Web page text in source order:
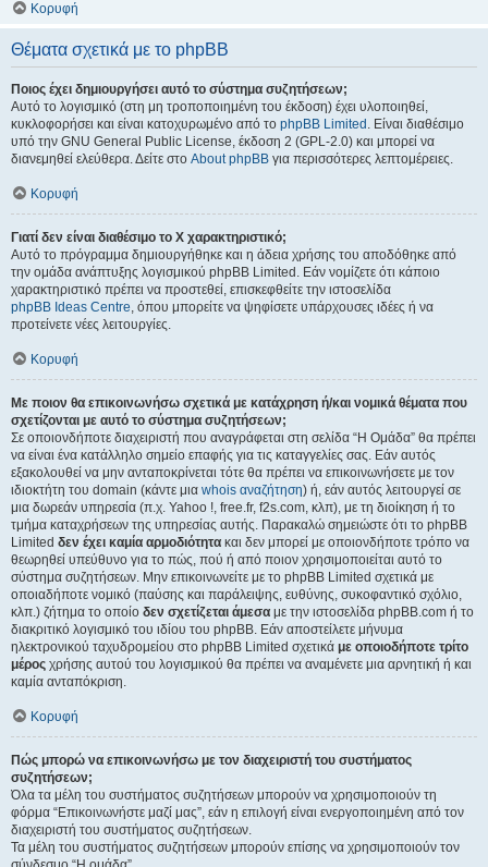
Κορυφή
Θέματα σχετικά με το phpBB
Ποιος έχει δημιουργήσει αυτό το σύστημα συζητήσεων;
Αυτό το λογισμικό (στη μη τροποποιημένη του έκδοση) έχει υλοποιηθεί,
κυκλοφορήσει και είναι κατοχυρωμένο από το phpBB Limited . Είναι διαθέσιμο
υπό την GNU General Public License, έκδοση 2 (GPL-2.0) και μπορεί να
διανεμηθεί ελεύθερα. Δείτε στο About phpBB για περισσότερες λεπτομέρειες.
Κορυφή
Γιατί δεν είναι διαθέσιμο το Χ χαρακτηριστικό;
Αυτό το πρόγραμμα δημιουργήθηκε και η άδεια χρήσης του αποδόθηκε από
την ομάδα ανάπτυξης λογισμικού phpBB Limited. Εάν νομίζετε ότι κάποιο
χαρακτηριστικό πρέπει να προστεθεί, επισκεφθείτε την ιστοσελίδα
phpBB Ideas Centre, όπου μπορείτε να ψηφίσετε υπάρχουσες ιδέες ή να
προτείνετε νέες λειτουργίες.
Κορυφή
Με ποιον θα επικοινωνήσω σχετικά με κατάχρηση ή/και νομικά θέματα που
σχετίζονται με αυτό το σύστημα συζητήσεων;
Σε οποιονδήποτε διαχειριστή που αναγράφεται στη σελίδα “Η Ομάδα” θα πρέπει
να είναι ένα κατάλληλο σημείο επαφής για τις καταγγελίες σας. Εάν αυτός
εξακολουθεί να μην ανταποκρίνεται τότε θα πρέπει να επικοινωνήσετε με τον
ιδιοκτήτη του domain (κάντε μια whois αναζήτηση) ή, εάν αυτός λειτουργεί σε
μια δωρεάν υπηρεσία (π.χ. Yahoo !, free.fr, f2s.com, κλπ), με τη διοίκηση ή το
τμήμα καταχρήσεων της υπηρεσίας αυτής. Παρακαλώ σημειώστε ότι το phpBB
Limited δεν έχει καμία αρμοδιότητα και δεν μπορεί με οποιονδήποτε τρόπο να
θεωρηθεί υπεύθυνο για το πώς, πού ή από ποιον χρησιμοποιείται αυτό το
σύστημα συζητήσεων. Μην επικοινωνείτε με το phpBB Limited σχετικά με
οποιαδήποτε νομικό (παύσης και παράλειψης, ευθύνης, συκοφαντικό σχόλιο,
κλπ.) ζήτημα το οποίο δεν σχετίζεται άμεσα με την ιστοσελίδα phpBB.com ή το
διακριτικό λογισμικό του ιδίου του phpBB. Εάν αποστείλετε μήνυμα
ηλεκτρονικού ταχυδρομείου στο phpBB Limited σχετικά με οποιοδήποτε τρίτο
μέρος χρήσης αυτού του λογισμικού θα πρέπει να αναμένετε μια αρνητική ή και
καμία ανταπόκριση.
Κορυφή
Πώς μπορώ να επικοινωνήσω με τον διαχειριστή του συστήματος
συζητήσεων;
Όλα τα μέλη του συστήματος συζητήσεων μπορούν να χρησιμοποιούν τη
φόρμα “Επικοινωνήστε μαζί μας”, εάν η επιλογή είναι ενεργοποιημένη από τον
διαχειριστή του συστήματος συζητήσεων.
Τα μέλη του συστήματος συζητήσεων μπορούν επίσης να χρησιμοποιούν τον